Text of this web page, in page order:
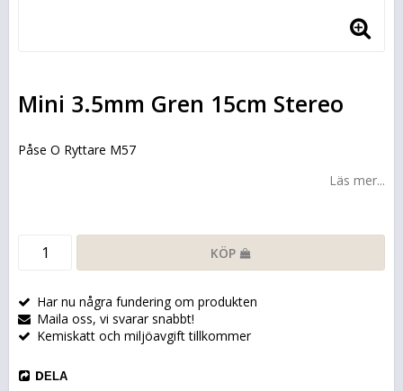
Mini 3.5mm Gren 15cm Stereo
Påse O Ryttare M57
Läs mer...
KÖP
Har nu några fundering om produkten
Maila oss, vi svarar snabbt!
Kemiskatt och miljöavgift tillkommer
DELA